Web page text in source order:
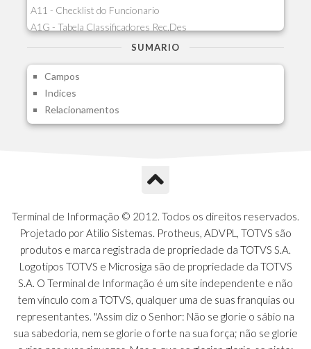
A11 - Checklist do Funcionario
A1G - Tabela Classificadores Rec.Des
A1H - Itens Tabela Classif.Rec.Desp.
A1J - Itens Aglutinadores Visao
A1N - Tipos de Card
A1O - Cards Dashboard
A1P - Tipos de Charts
A1S - Notificacoes do Vendedor
A1U - Intermediadores
A1V - Schemas - Gestao de Vendas
A1W - Campos do Schema
A1X - CFDI Complemento Carta Porte
A1Y - Carta Porte - Localizacoes
A1Z - Carta Porte - Operadores
A20 - Nota Explicativa - PCO
A21 - FONTES FINANC.PPA
A22 - Itens Fontes Financ.PPA
SUMARIO
Campos
Indices
Relacionamentos
Terminal de Informação © 2012. Todos os direitos reservados.
Projetado por Atilio Sistemas. Protheus, ADVPL, TOTVS são
produtos e marca registrada de propriedade da TOTVS S.A.
Logotipos TOTVS e Microsiga são de propriedade da TOTVS
S.A. O Terminal de Informação é um site independente e não
tem vínculo com a TOTVS, qualquer uma de suas franquias ou
representantes. "Assim diz o Senhor: Não se glorie o sábio na
sua sabedoria, nem se glorie o forte na sua força; não se glorie